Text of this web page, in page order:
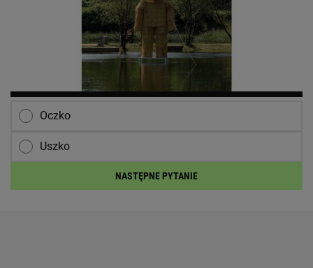
Oczko
Uszko
NASTĘPNE PYTANIE